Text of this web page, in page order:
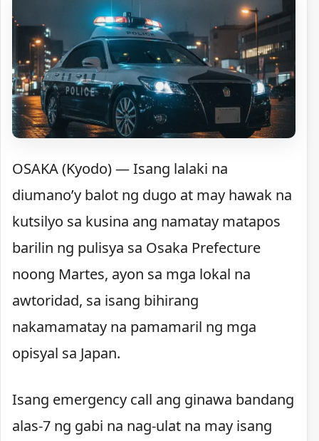
OSAKA (Kyodo) — Isang lalaki na
diumano’y balot ng dugo at may hawak na
kutsilyo sa kusina ang namatay matapos
barilin ng pulisya sa Osaka Prefecture
noong Martes, ayon sa mga lokal na
awtoridad, sa isang bihirang
nakamamatay na pamamaril ng mga
opisyal sa Japan.
Isang emergency call ang ginawa bandang
alas-7 ng gabi na nag-ulat na may isang